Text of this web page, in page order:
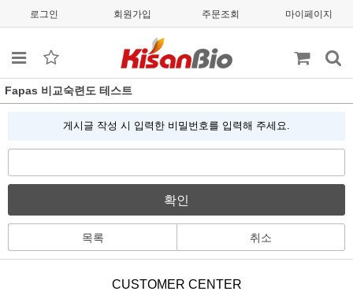
로그인 회원가입 주문조회 마이페이지
Fapas 비교숙련도 테스트
게시글 작성 시 입력한 비밀번호를 입력해 주세요.
확인
목록 취소
CUSTOMER CENTER